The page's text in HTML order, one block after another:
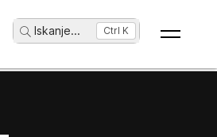
Iskanje... Ctrl K